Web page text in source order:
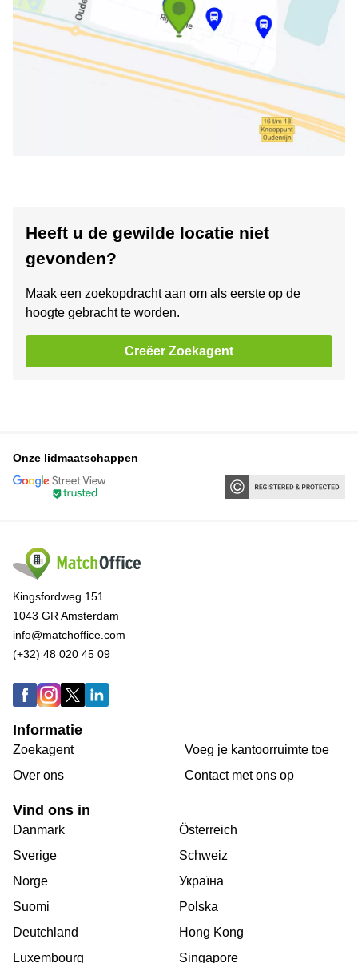
Heeft u de gewilde locatie niet
gevonden?
Maak een zoekopdracht aan om als eerste op de
hoogte gebracht te worden.
Creëer Zoekagent
Onze lidmaatschappen
Kingsfordweg 151
1043 GR Amsterdam
info@matchoffice.com
(+32) 48 020 45 09
Informatie
Zoekagent
Over ons
Voeg je kantoorruimte toe
Сontact met ons op
Vind ons in
Danmark
Sverige
Norge
Suomi
Deutchland
Luxembourg
Österreich
Schweiz
Україна
Polska
Hong Kong
Singapore